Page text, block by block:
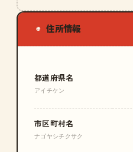
◉ 住所情報
都道府県名
アイチケン
市区町村名
ナゴヤシチクサク